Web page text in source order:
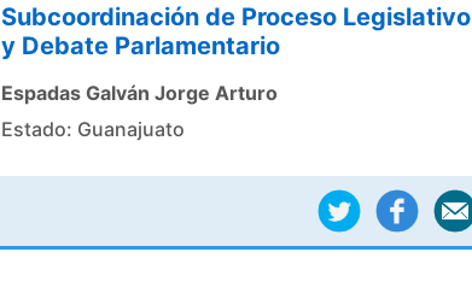
Subcoordinación de Proceso Legislativo
y Debate Parlamentario
Espadas Galván Jorge Arturo
Estado: Guanajuato